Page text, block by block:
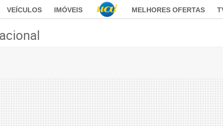
VEÍCULOS IMÓVEIS MELHORES OFERTAS